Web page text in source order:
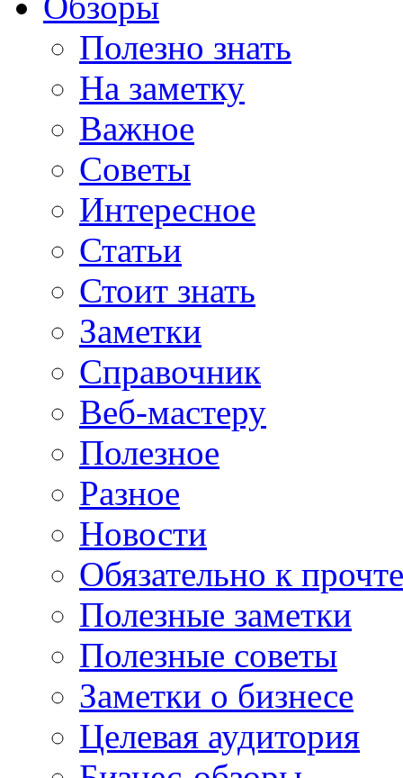
Полезно знать
На заметку
Важное
Советы
Интересное
Статьи
Стоит знать
Заметки
Справочник
Веб-мастеру
Полезное
Разное
Новости
Обязательно к
Полезные заметки
Полезные советы
Заметки о бизнесе
Целевая аудитория